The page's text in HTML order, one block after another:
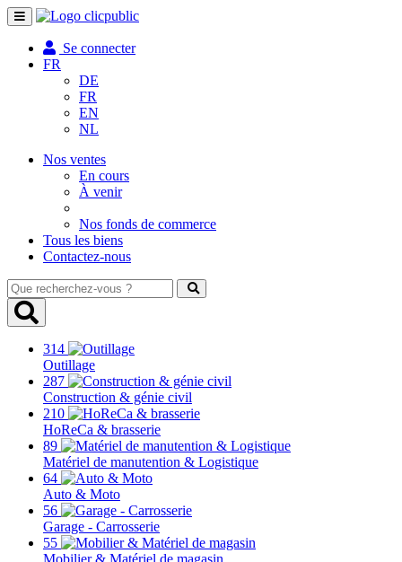
Toggle
navigation
Se connecter
FR
DE
FR
EN
NL
Nos ventes
En cours
À venir
Nos fonds de commerce
Tous les biens
Contactez-nous
Que
recherchez-
vous
314
Outillage
287
Construction & génie civil
210
HoReCa & brasserie
89
Matériel de manutention & Logistique
64
Auto & Moto
56
Garage - Carrosserie
55
Mobilier & Matériel de magasin